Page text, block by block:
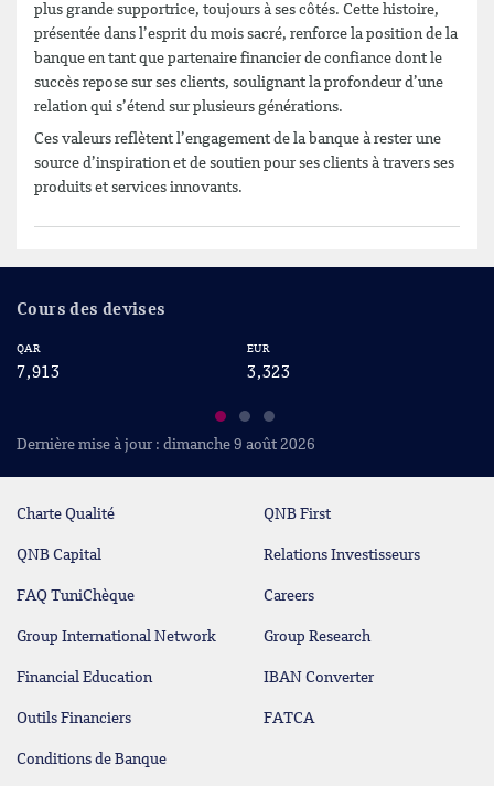
plus grande supportrice, toujours à ses côtés. Cette histoire,
présentée dans l’esprit du mois sacré, renforce la position de la
banque en tant que partenaire financier de confiance dont le
succès repose sur ses clients, soulignant la profondeur d’une
relation qui s’étend sur plusieurs générations.
Ces valeurs reflètent l’engagement de la banque à rester une
source d’inspiration et de soutien pour ses clients à travers ses
produits et services innovants.
Cours des devises
QAR
7,913
EUR
3,323
Dernière mise à jour : dimanche 9 août 2026
Charte Qualité QNB First
QNB Capital Relations Investisseurs
FAQ TuniChèque Careers
Group International Network Group Research
Financial Education IBAN Converter
Outils Financiers FATCA
Conditions de Banque